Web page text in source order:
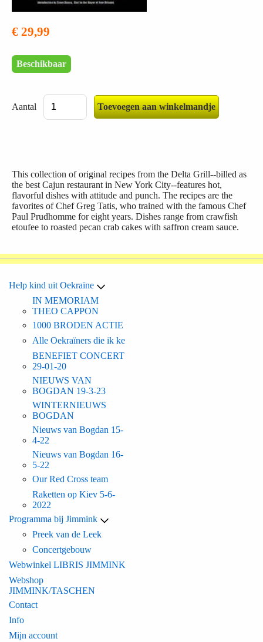
€ 29,99
Beschikbaar
Aantal
This collection of original recipes from the Delta Grill--billed as
the best Cajun restaurant in New York City--features hot,
flavorful dishes with attitude and punch. The recipes are the
favorites of Chef Greg Tatis, who trained with the famous Chef
Paul Prudhomme for eight years. Dishes range from crawfish
etoufee to roasted pecan crab cakes with saffron cream sauce.
Help kind uit Oekraïne
IN MEMORIAM
THEO CAPPON
1000 BRODEN ACTIE
Alle Oekraïners die ik ke
BENEFIET CONCERT
29-01-20
NIEUWS VAN
BOGDAN 19-3-23
WINTERNIEUWS
BOGDAN
Nieuws van Bogdan 15-
4-22
Nieuws van Bogdan 16-
5-22
Our Red Cross team
Raketten op Kiev 5-6-
2022
Programma bij Jimmink
Preek van de Leek
Concertgebouw
Webwinkel LIBRIS JIMMINK
Webshop
JIMMINK/TASCHEN
Contact
Info
Mijn account